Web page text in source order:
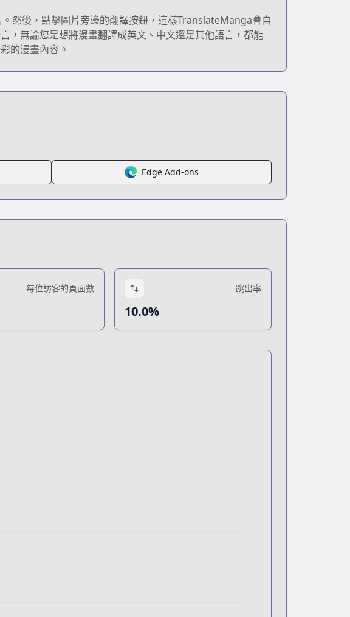
然後，點擊圖片旁邊的翻譯按鈕，這樣TranslateManga會自
，無論您是想將漫畫翻譯成英文、中文還是其他語言，都能
的漫畫內容。
Edge Add-ons
每位訪客的頁面數 跳出率
10.0%